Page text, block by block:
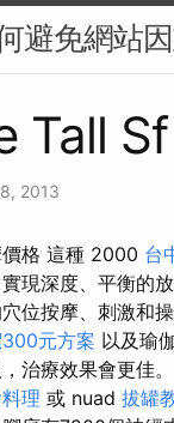
避免網站
Tall
2013
格 這種 2000 台
現深度、平衡的放
位按摩、刺激和
元方案 以及瑜
治療效果會更佳。
理 或 nuad 拔罐